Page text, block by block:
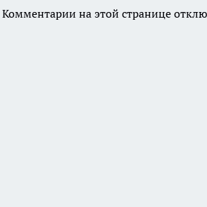
Комментарии на этой странице